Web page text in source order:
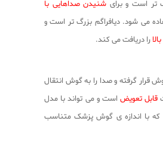
است و برای شنیدن صداهایی با
می شود. دیافراگم بزرگ تر است و
را دریافت می کند.
قرار گرفته و صدا را به گوش انتقال
قابل تعویضاست و می تواند با مدل
که با اندازه ی گوش پزشک متناسب